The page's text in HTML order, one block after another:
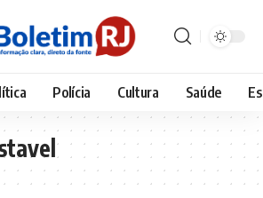
Polícia Cultura Saúde